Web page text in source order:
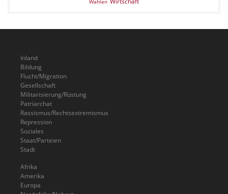
Wahlen
Inland
Bildung
Flucht/Migration
Gesellschaft
Militarisierung/Rüstung
Patriarchat
Rassismus/Rechtsextremismus
Repression
Soziales
Staat/Parteien
Stadt
Afrika
Amerika
Europa